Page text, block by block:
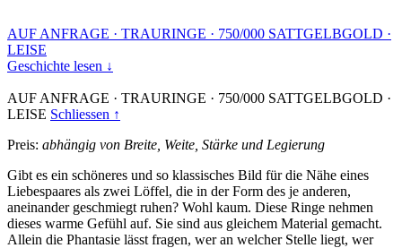
AUF ANFRAGE · TRAURINGE · 750/000 SATTGELBGOLD ·
LEISE
Geschichte lesen ↓
AUF ANFRAGE · TRAURINGE · 750/000 SATTGELBGOLD ·
LEISE Schliessen ↑
Preis: abhängig von Breite, Weite, Stärke und Legierung
Gibt es ein schöneres und so klassisches Bild für die Nähe eines
Liebespaares als zwei Löffel, die in der Form des je anderen,
aneinander geschmiegt ruhen? Wohl kaum. Diese Ringe nehmen
dieses warme Gefühl auf. Sie sind aus gleichem Material gemacht.
Allein die Phantasie lässt fragen, wer an welcher Stelle liegt, wer